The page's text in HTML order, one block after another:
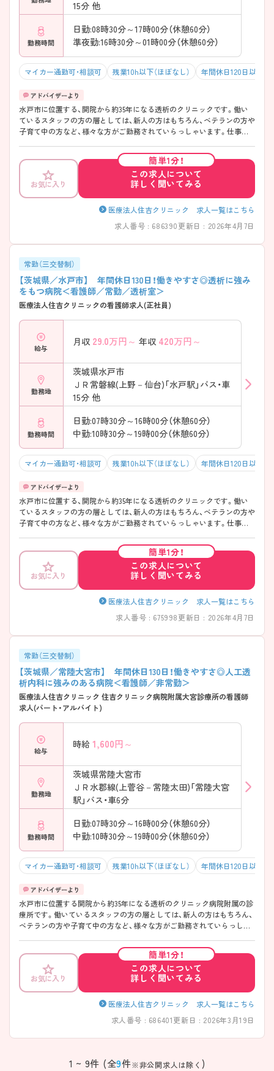
15分 他
勤務時間
日勤:08時30分～17時00分（休憩60分）
準夜勤:16時30分～01時00分（休憩60分）
マイカー通勤可・相談可 残業10h以下（ほぼなし） 年間休日120日以上
水戸市に位置する、開院から約35年になる透析のクリニックです。働い
ているスタッフの方の層としては、新人の方はもちろん、ベテランの方や
子育て中の方など、様々な方がご勤務されていらっしゃいます。仕事面
さんいらっしゃるので、今後スキル向上を目指したい方、子育てしながら
もしっかりとご勤務したい方におすすめです。福利厚生として社員旅行
に行くことができるのも魅力の一つです。
お気に入り
簡単1分！
この求人について
詳しく聞いてみる
医療法人住吉クリニック 求人一覧はこちら
求人番号 : 686390更新日 : 2026年4月7日
常勤（三交替制）
【茨城県／水戸市】 年間休日130日！働きやすさ◎透析に強み
をもつ病院＜看護師／常勤／透析室＞
医療法人住吉クリニックの看護師求人(正社員)
給与
月収 29.0万円～ 年収 420万円～
勤務地
茨城県水戸市
ＪＲ常磐線(上野－仙台)「水戸駅」バス・車
15分 他
勤務時間
日勤:07時30分～16時00分（休憩60分）
中勤:10時30分～19時00分（休憩60分）
マイカー通勤可・相談可 残業10h以下（ほぼなし） 年間休日120日以上
水戸市に位置する、開院から約35年になる透析のクリニックです。働い
ているスタッフの方の層としては、新人の方はもちろん、ベテランの方や
子育て中の方など、様々な方がご勤務されていらっしゃいます。仕事面
さんいらっしゃるので、今後スキル向上を目指したい方、子育てしながら
もしっかりとご勤務したい方におすすめです。福利厚生として社員旅行
に行くことができるのも魅力の一つです。
お気に入り
簡単1分！
この求人について
詳しく聞いてみる
医療法人住吉クリニック 求人一覧はこちら
求人番号 : 675998更新日 : 2026年4月7日
常勤（三交替制）
【茨城県／常陸大宮市】 年間休日130日！働きやすさ◎人工透
析内科に強みのある病院＜看護師／非常勤＞
医療法人住吉クリニック 住吉クリニック病院附属大宮診療所の看護師
求人(パート・アルバイト)
給与
時給 1,600円～
勤務地
茨城県常陸大宮市
ＪＲ水郡線(上菅谷－常陸太田)「常陸大宮
駅」バス・車6分
勤務時間
日勤:07時30分～16時00分（休憩60分）
中勤:10時30分～19時00分（休憩60分）
マイカー通勤可・相談可 残業10h以下（ほぼなし） 年間休日120日以上
水戸市に位置する開院から約35年になる透析のクリニック病院附属の診
療所です。働いているスタッフの方の層としては、新人の方はもちろん、
ベテランの方や子育て中の方など、様々な方がご勤務されていらっしゃ
ッフの方がたくさんいらっしゃるので、今後スキル向上を目指したい方、
子育てしながらもしっかりとご勤務したい方におすすめです。福利厚生
として社員旅行に行くことができるのも魅力の一つです。
お気に入り
簡単1分！
この求人について
詳しく聞いてみる
医療法人住吉クリニック 求人一覧はこちら
求人番号 : 686401更新日 : 2026年3月19日
1 ~ 9件 (全9件※非公開求人は除く )